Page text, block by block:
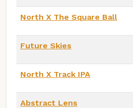
North X The Square Ball
Future Skies
North X Track IPA
Abstract Lens